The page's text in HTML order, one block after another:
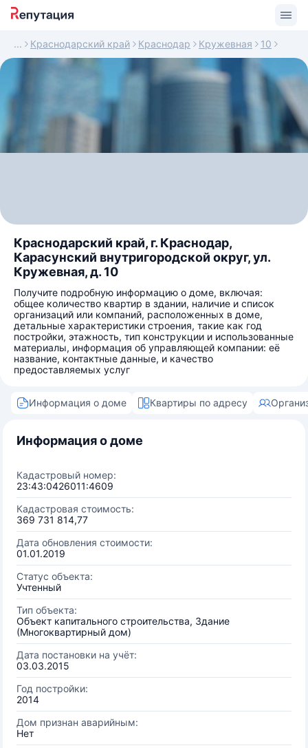
Краснодарский край Краснодар Кружевная 10
Краснодарский край, г. Краснодар,
Карасунский внутригородской округ, ул.
Кружевная, д. 10
Получите подробную информацию о доме, включая:
общее количество квартир в здании, наличие и список
организаций или компаний, расположенных в доме,
детальные характеристики строения, такие как год
постройки, этажность, тип конструкции и использованные
материалы, информация об управляющей компании: её
название, контактные данные, и качество
предоставляемых услуг
Информация о доме Квартиры по адресу
Информация о доме
Кадастровый номер:
23:43:0426011:4609
Кадастровая стоимость:
369 731 814,77
Дата обновления стоимости:
01.01.2019
Статус объекта:
Учтенный
Тип объекта:
Объект капитального строительства, Здание
(Многоквартирный дом)
Дата постановки на учёт:
03.03.2015
Год постройки:
2014
Дом признан аварийным:
Нет